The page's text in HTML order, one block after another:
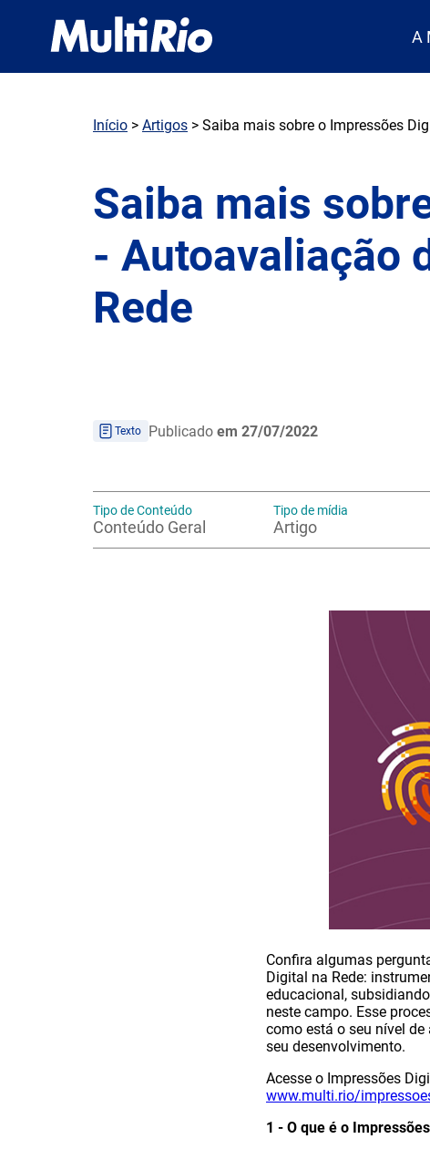
A
Início > Artigos > Saiba mais sobre o Impressões
Saiba mais
- Autoavaliação
Rede
Texto Publicado em 27/07/2022
Tipo de Conteúdo
Conteúdo Geral
Tipo de mídia
Artigo
Confira algumas
Digital na Rede:
educacional,
neste campo. Esse
como está o seu nível
seu desenvolvimento.
Acesse o Impressões
www.multi.rio/
1 - O que é o